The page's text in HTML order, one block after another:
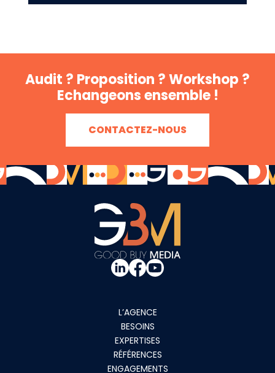
Audit ? Proposition ? Workshop ?
Echangeons ensemble !
CONTACTEZ-NOUS
L’AGENCE
BESOINS
EXPERTISES
RÉFÉRENCES
ENGAGEMENTS